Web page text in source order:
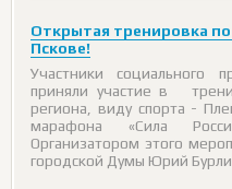
Открытая тренировка по
Пскове!
Участники социального
приняли участие в
региона, виду спорта -
марафона «Сила
Организатором этого
городской Думы Юрий